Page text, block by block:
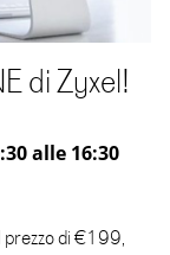
di Zyxel!
alle 16:30
prezzo di €199,